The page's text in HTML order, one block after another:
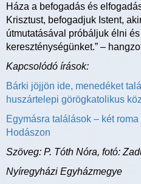
Háza a befogadás és
Krisztust, befogadjuk Istent,
útmutatásával próbáljuk élni
kereszténységünket.” –
Kapcsolódó írások:
Bárki jöjjön ide, menedéket
huszártelepi görögkatolikus
Egymásra találások – két
Hodászon
Szöveg: P. Tóth Nóra, fotó:
Nyíregyházi Egyházmegye